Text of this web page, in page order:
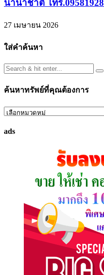
นานาชาติ โทร
27 เมษายน 2026
ใส่คำค้นหา
ค้นหาทรัพย์ที่คุณต้องการ
ค้นหา
ที่
ads